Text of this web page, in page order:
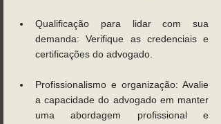
Qualificação para lidar com sua
demanda: Verifique as credenciais e
certificações do advogado.
Profissionalismo e organização: Avalie
a capacidade do advogado em manter
uma abordagem profissional e